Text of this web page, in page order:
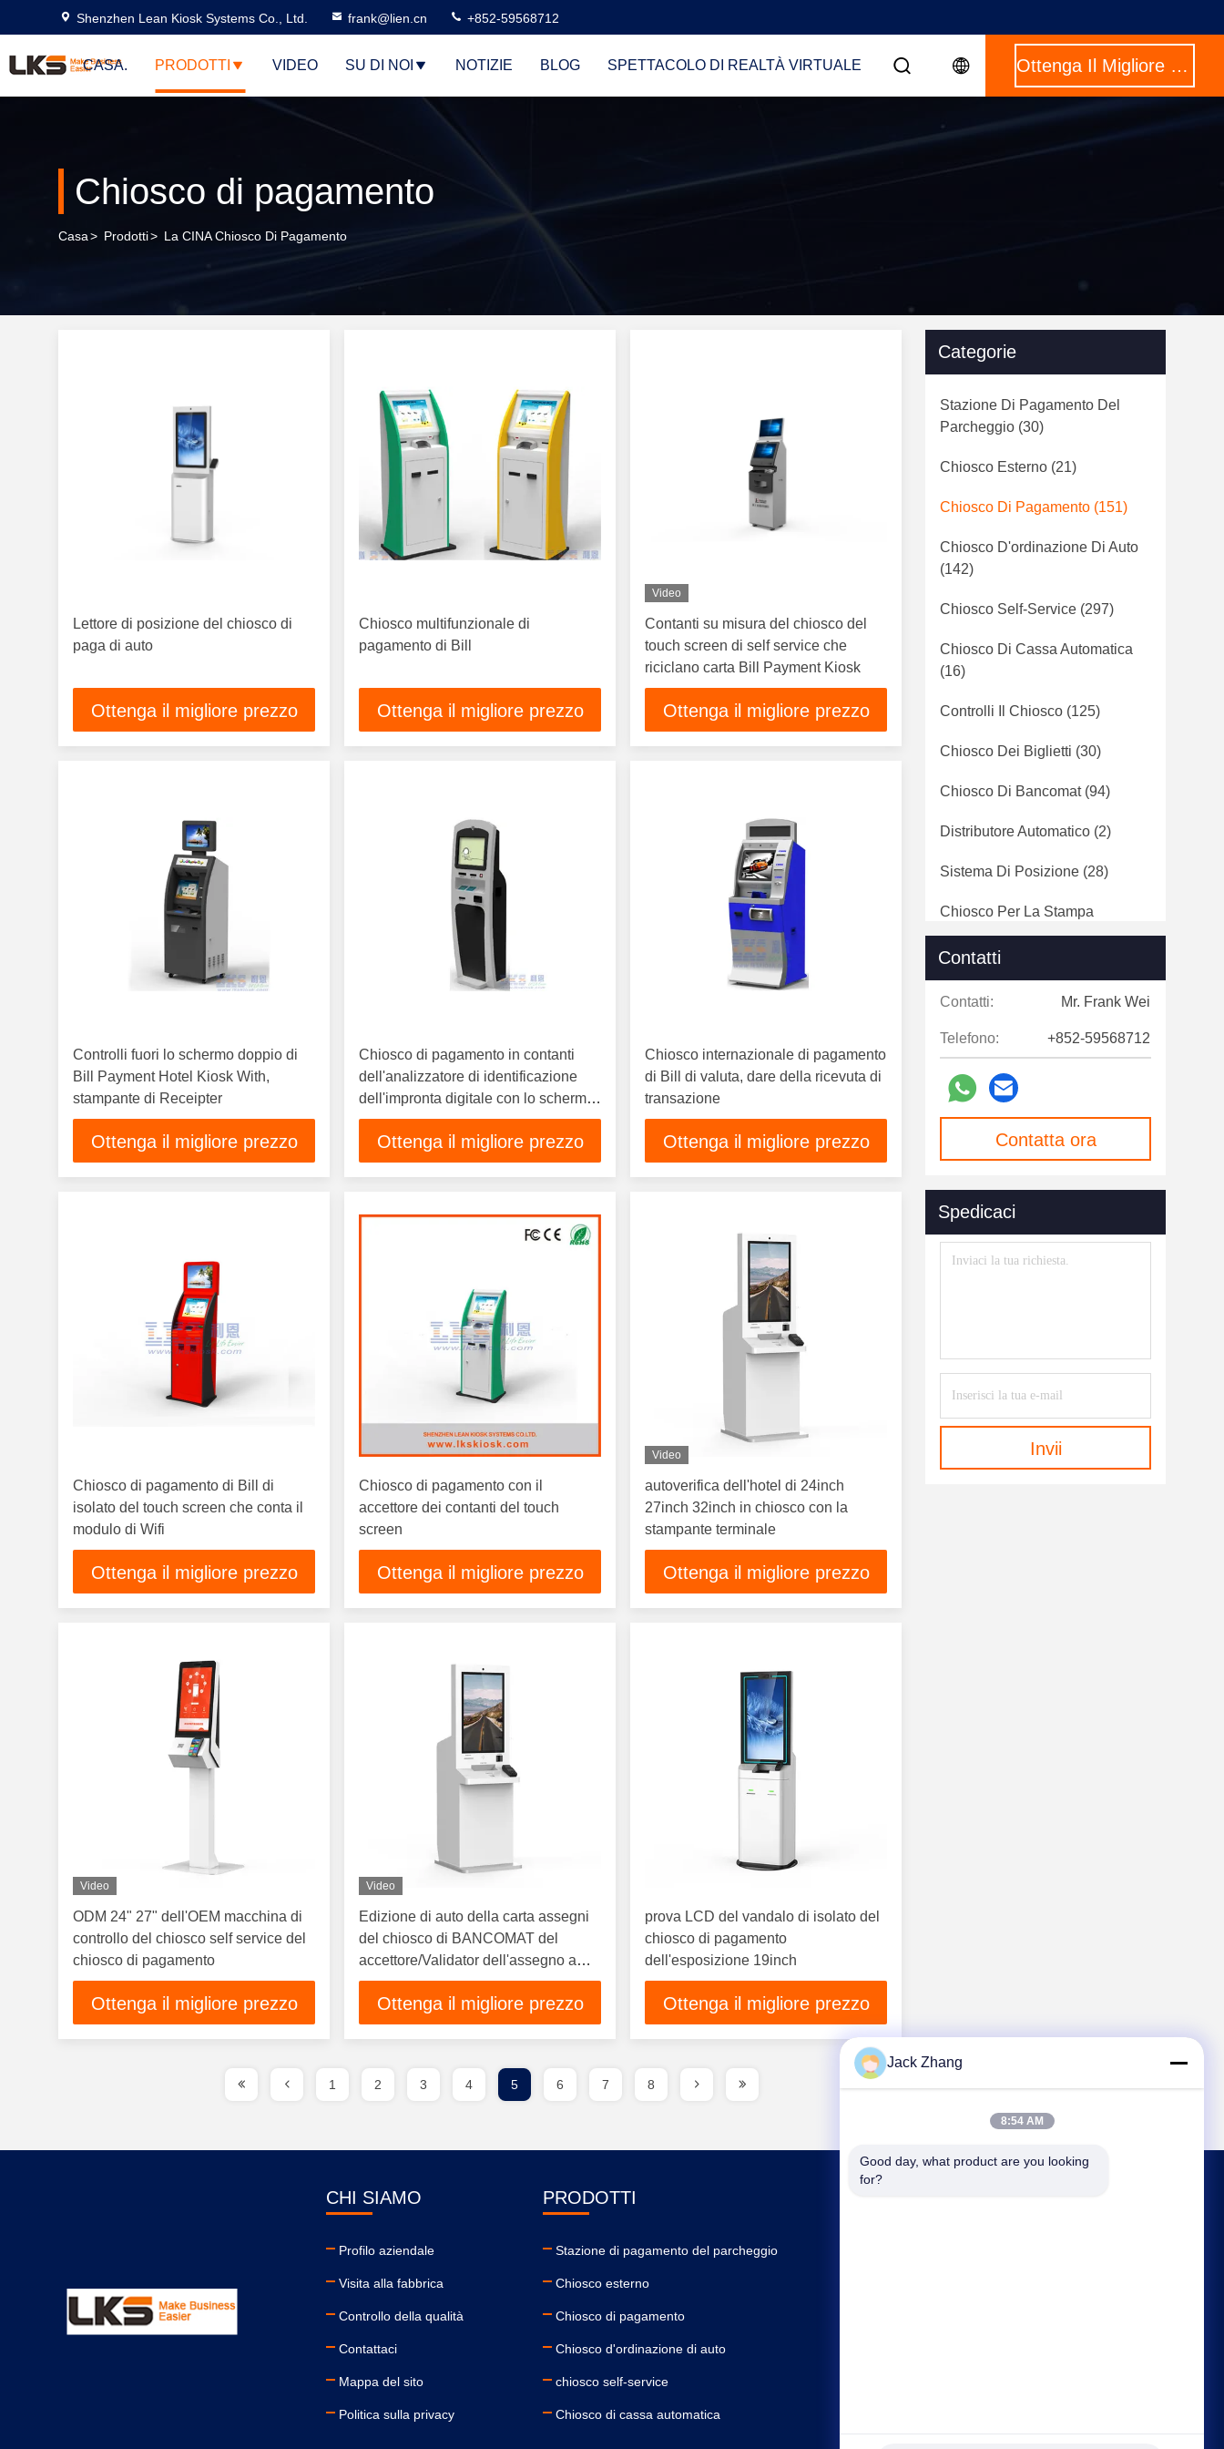
Shenzhen Lean Kiosk Systems Co., Ltd. frank@lien.cn +852-59568712
CASA. PRODOTTI VIDEO SU DI NOI NOTIZIE BLOG SPETTACOLO DI REALTÀ VIRTUALE Ottenga Il Migliore Prezzo
Chiosco di pagamento
Casa> Prodotti> La CINA Chiosco Di Pagamento
Lettore di posizione del chiosco di
paga di auto
Ottenga il migliore prezzo
Chiosco multifunzionale di
pagamento di Bill
Ottenga il migliore prezzo
Video
Contanti su misura del chiosco del
touch screen di self service che
riciclano carta Bill Payment Kiosk
Ottenga il migliore prezzo
Controlli fuori lo schermo doppio di
Bill Payment Hotel Kiosk With,
stampante di Receipter
Ottenga il migliore prezzo
Chiosco di pagamento in contanti
dell'analizzatore di identificazione
dell'impronta digitale con lo schermo
multipunto di singolare di tocco
Ottenga il migliore prezzo
Chiosco internazionale di pagamento
di Bill di valuta, dare della ricevuta di
transazione
Ottenga il migliore prezzo
Chiosco di pagamento di Bill di
isolato del touch screen che conta il
modulo di Wifi
Ottenga il migliore prezzo
Chiosco di pagamento con il
accettore dei contanti del touch
screen
Ottenga il migliore prezzo
Video
autoverifica dell'hotel di 24inch
27inch 32inch in chiosco con la
stampante terminale
Ottenga il migliore prezzo
Video
ODM 24" 27" dell'OEM macchina di
controllo del chiosco self service del
chiosco di pagamento
Ottenga il migliore prezzo
Video
Edizione di auto della carta assegni
del chiosco di BANCOMAT del
accettore/Validator dell'assegno a
prova di vandalo
Ottenga il migliore prezzo
prova LCD del vandalo di isolato del
chiosco di pagamento
dell'esposizione 19inch
Ottenga il migliore prezzo
Categorie
Stazione Di Pagamento Del
Parcheggio (30)
Chiosco Esterno (21)
Chiosco Di Pagamento (151)
Chiosco D'ordinazione Di Auto
(142)
Chiosco Self-Service (297)
Chiosco Di Cassa Automatica
(16)
Controlli Il Chiosco (125)
Chiosco Dei Biglietti (30)
Chiosco Di Bancomat(94)
Distributore Automatico (2)
Sistema Di Posizione (28)
Chiosco Per La Stampa
Fotografica(29)
Portoni Di Velocità(12)
Contatti
Contatti: Mr. Frank Wei
Telefono: +852-59568712
Contatta ora
Spedicaci
Invii
1 2 3 4 5 6 7 8
CHI SIAMO
Profilo aziendale
Visita alla fabbrica
Controllo della qualità
Contattaci
Mappa del sito
Politica sulla privacy
PRODOTTI
Stazione di pagamento del parcheggio
Chiosco esterno
Chiosco di pagamento
Chiosco d'ordinazione di auto
chiosco self-service
Chiosco di cassa automatica
Jack Zhang
8:54 AM
Good day, what product are you looking
for?